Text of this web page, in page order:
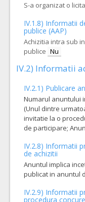
S-a organizat o
IV.1.8) Informatii
publice (AAP)
Achizitia intra sub
publice Nu
IV.2) Informatii
IV.2.1) Publicare
Numarul anuntului
(Unul dintre
invitatie la o
de participare;
IV.2.8) Informatii
de achizitii
Anuntul implica
publicat in anuntul
IV.2.9) Informatii
procedura